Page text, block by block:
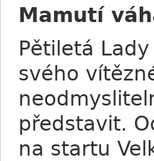
Mamutí
Pětiletá
svého
představit.
na startu